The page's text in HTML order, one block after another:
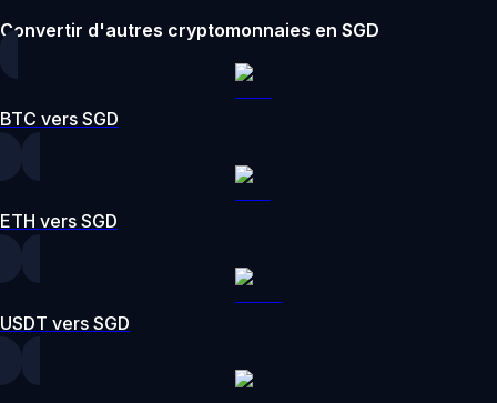
Convertir d'autres cryptomonnaies en SGD
BTC vers SGD
ETH vers SGD
USDT vers SGD